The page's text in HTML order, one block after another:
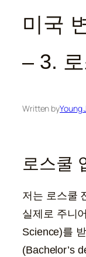
미국
– 3.
Written byYoung
로스쿨
저는 로스쿨
실제로 주니
Science)를
(Bachelor’s